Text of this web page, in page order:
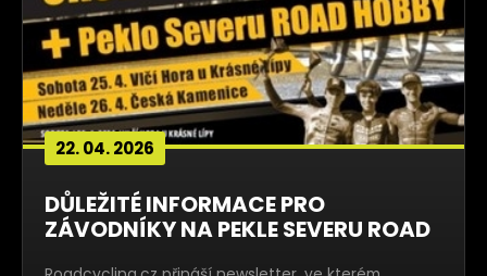
22. 04. 2026
DŮLEŽITÉ INFORMACE PRO
ZÁVODNÍKY NA PEKLE SEVERU ROAD